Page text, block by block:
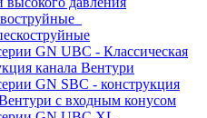
GN UBC - Классическая
канала Вентури
GN SBC - конструкция
c входным конусом